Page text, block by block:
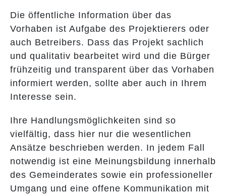
Die öffentliche Information über das
Vorhaben ist Aufgabe des Projektierers oder
auch Betreibers. Dass das Projekt sachlich
und qualitativ bearbeitet wird und die Bürger
frühzeitig und transparent über das Vorhaben
informiert werden, sollte aber auch in Ihrem
Interesse sein.
Ihre Handlungsmöglichkeiten sind so
vielfältig, dass hier nur die wesentlichen
Ansätze beschrieben werden. In jedem Fall
notwendig ist eine Meinungsbildung innerhalb
des Gemeinderates sowie ein professioneller
Umgang und eine offene Kommunikation mit